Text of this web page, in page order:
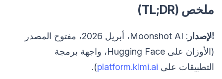
ملخص (TL;DR)
الإصدار
: Moonshot AI، أبريل 2026، مفتوح المصدر
(الأوزان على Hugging Face، واجهة برمجة
التطبيقات على platform.kimi.ai
).